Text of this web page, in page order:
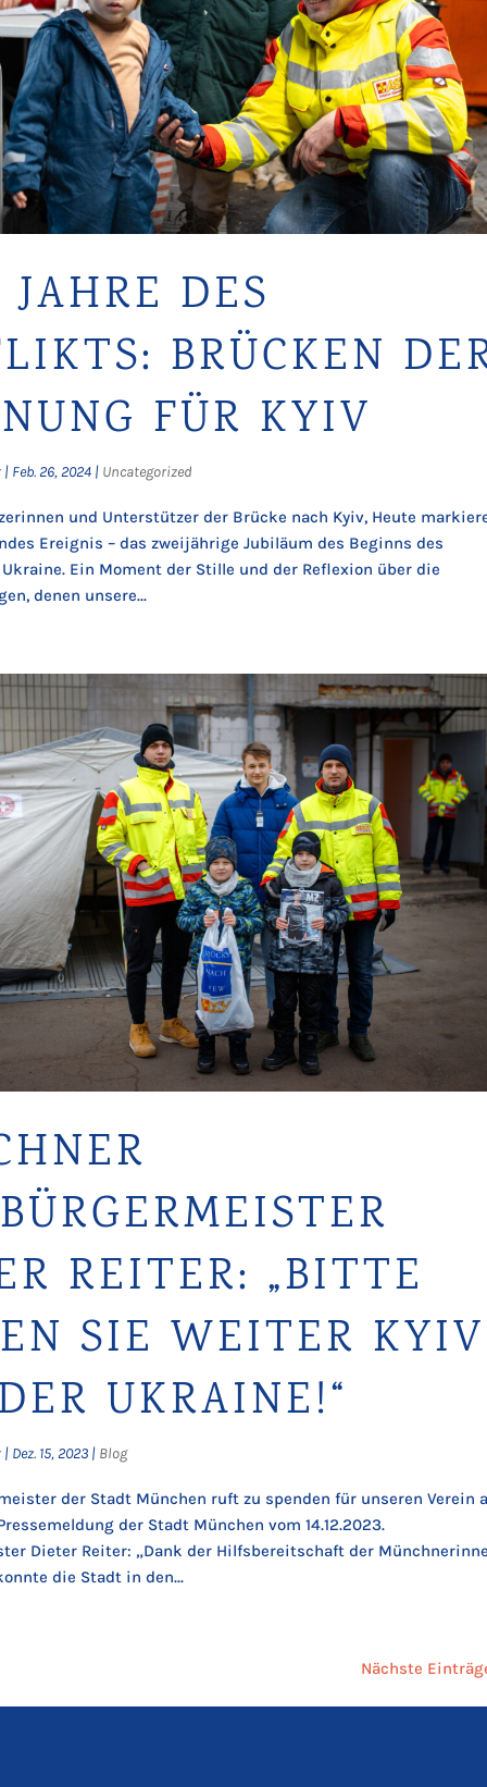
DES
BRÜCKEN
FÜR KYIV
| Feb. 26, 2024| Uncategorized
und Unterstützer der Brücke nach Kyiv, Heute
Ereignis – das zweijährige Jubiläum des Beginns des
Ein Moment der Stille und der Reflexion über die
denen unsere...
REITER: „BITTE
SIE WEITER KYIV
UKRAINE!“
| Dez. 15, 2023| Blog
der Stadt München ruft zu spenden für unseren Verein
der Stadt München vom 14.12.2023.
Dieter Reiter: „Dank der Hilfsbereitschaft der
die Stadt in den...
Nächste